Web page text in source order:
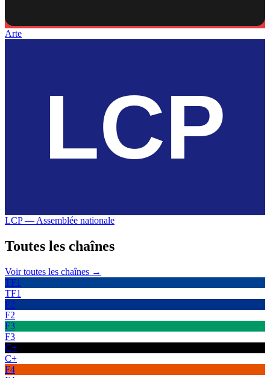
Arte
LCP — Assemblée nationale
Toutes les chaînes
Voir toutes les chaînes →
TF1
TF1
F2
F2
F3
F3
C+
C+
F4